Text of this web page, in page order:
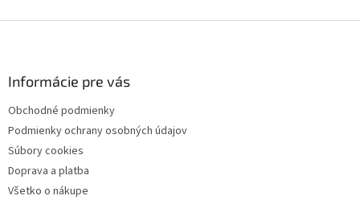
Informácie pre vás
Obchodné podmienky
Podmienky ochrany osobných údajov
Súbory cookies
Doprava a platba
Všetko o nákupe